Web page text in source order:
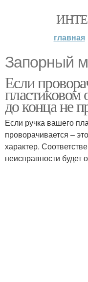
главная
Запорный
Если
пластиковом
до конца не
Если ручка вашего
проворачивается –
характер.
неисправности будет